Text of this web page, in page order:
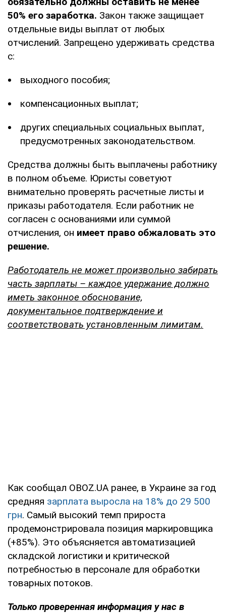
50% его заработка. Закон также защищает
отдельные виды выплат от любых
отчислений. Запрещено удерживать средства
с:
выходного пособия;
компенсационных выплат;
других специальных социальных выплат,
предусмотренных законодательством.
Средства должны быть выплачены работнику
в полном объеме. Юристы советуют
внимательно проверять расчетные листы и
приказы работодателя. Если работник не
согласен с основаниями или суммой
отчисления, он имеет право обжаловать это
решение.
Работодатель не может произвольно забирать
часть зарплаты – каждое удержание должно
иметь законное обоснование,
документальное подтверждение и
соответствовать установленным лимитам.
Как сообщал OBOZ.UA ранее, в Украине за год
средняя зарплата выросла на 18% до 29 500
грн. Самый высокий темп прироста
продемонстрировала позиция маркировщика
(+85%). Это объясняется автоматизацией
складской логистики и критической
потребностью в персонале для обработки
товарных потоков.
Только проверенная информация у нас в